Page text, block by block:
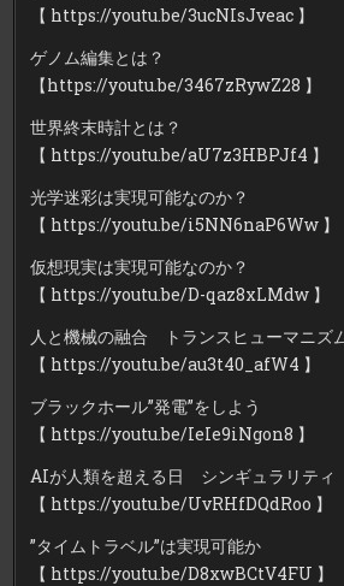
【 https://youtu.be/3ucNIsJveac 】
ゲノム編集とは？
【https://youtu.be/3467zRywZ28 】
世界終末時計とは？
【 https://youtu.be/aU7z3HBPJf4​ 】
光学迷彩は実現可能なのか？
【 https://youtu.be/i5NN6naP6Ww​ 】
仮想現実は実現可能なのか？
【 https://youtu.be/D-qaz8xLMdw​ 】
人と機械の融合 トランスヒューマニズ
【 https://youtu.be/au3t40_afW4​ 】
ブラックホール”発電”をしよう
【 https://youtu.be/IeIe9iNgon8​ 】
AIが人類を超える日 シンギュラリティ
【 https://youtu.be/UvRHfDQdRoo​ 】
”タイムトラベル”は実現可能か
【 https://youtu.be/D8xwBCtV4FU​ 】